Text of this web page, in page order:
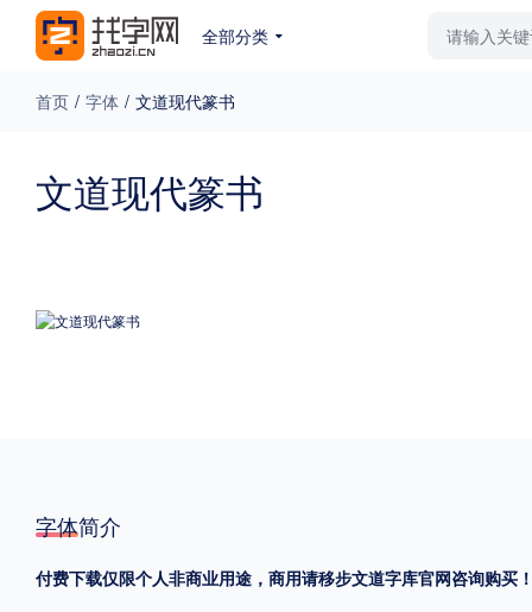
全部分类
免费下载 收费下载 更多
格式
首页 / 字体 / 文道现代篆书
文道现代篆书
字体简介
付费下载仅限个人非商业用途，商用请移步文道字库官网咨询购买